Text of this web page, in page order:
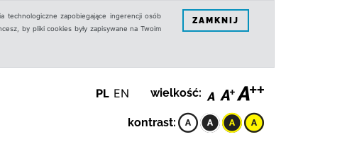
technologiczne zapobiegające ingerencji osób
by pliki cookies były zapisywane na Twoim
ZAMKNIJ
PL EN wielkość:
kontrast: